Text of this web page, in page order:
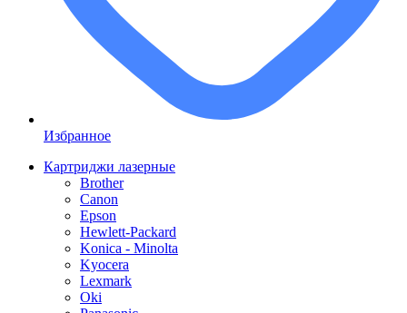
Избранное
Картриджи лазерные
Brother
Canon
Epson
Hewlett-Packard
Konica - Minolta
Kyocera
Lexmark
Oki